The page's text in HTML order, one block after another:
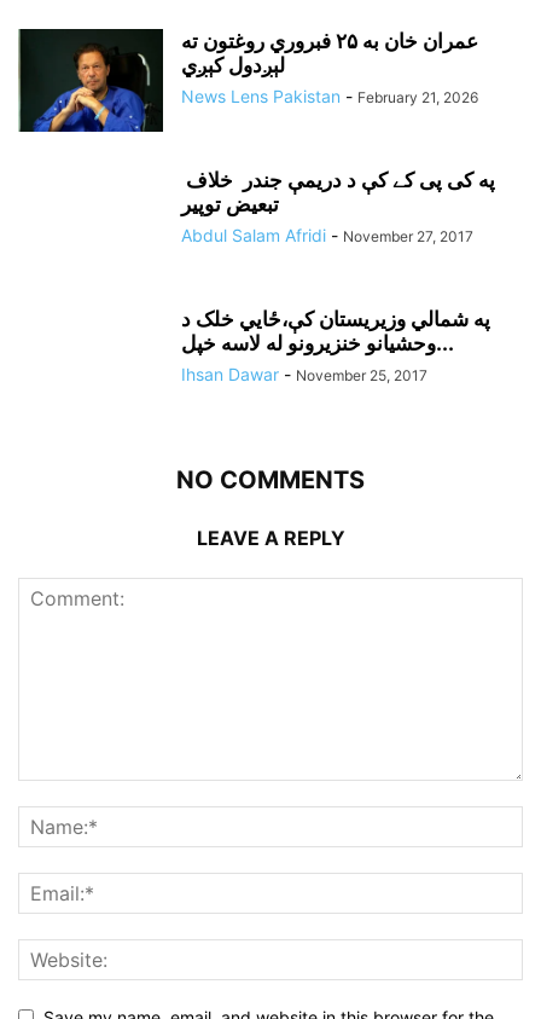
عمران خان به ۲۵ فبروري روغتون ته
لېږدول کېږي
News Lens Pakistan - February 21, 2026
په کی پی کے کې د دريمې جندر خلاف
تبعيض توپير
Abdul Salam Afridi - November 27, 2017
په شمالي وزيريستان کې،ځايي خلک د
وحشيانو خنزيرونو له لاسه خپل...
Ihsan Dawar - November 25, 2017
NO COMMENTS
LEAVE A REPLY